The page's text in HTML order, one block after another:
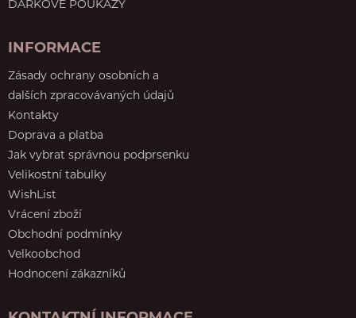
DÁRKOVÉ POUKAZY
INFORMACE
Zásady ochrany osobních a
dalších zpracovávaných údajů
Kontakty
Doprava a platba
Jak vybrat správnou podprsenku
Velikostní tabulky
WishList
Vrácení zboží
Obchodní podmínky
Velkoobchod
Hodnocení zákazníků